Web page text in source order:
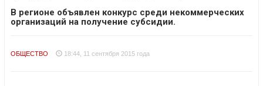
В регионе объявлен конкурс среди некоммерческих
организаций на получение субсидии.
ОБЩЕСТВО 18:44, 11 сентября 2015 года